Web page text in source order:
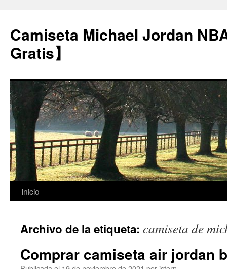
Camiseta Michael Jordan
Gratis】
Saltar
contenido
Inicio
Archivo de la etiqueta: camiseta de
Comprar camiseta air jordan